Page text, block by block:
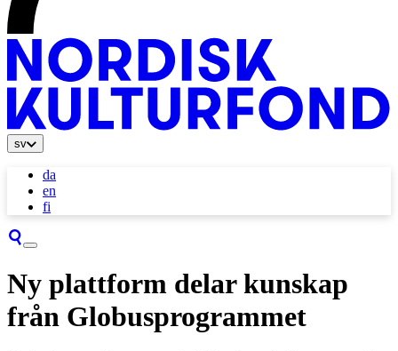
sv
da
en
fi
Ny plattform delar kunskap
från Globusprogrammet